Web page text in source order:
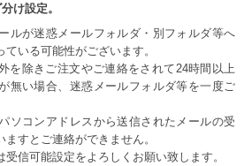
け設定。
ルが迷惑メールフォルダ・別フォルダ等へ
いる可能性がございます。
を除きご注文やご連絡をされて24時間以上
無い場合、迷惑メールフォルダ等を一度ご
ソコンアドレスから送信されたメールの受
すとご連絡ができません。
信可能設定をよろしくお願い致します。